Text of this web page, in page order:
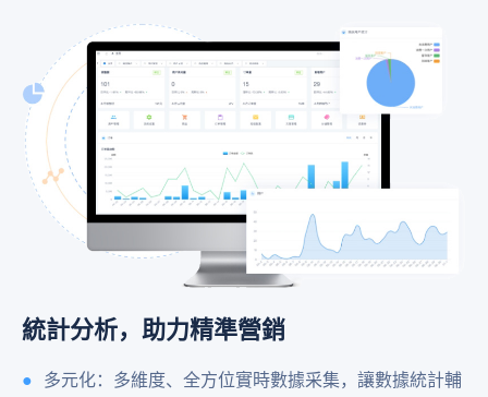
統計分析，助力精準營銷
多元化：多維度、全方位實時數據采集，讓數據統計輔